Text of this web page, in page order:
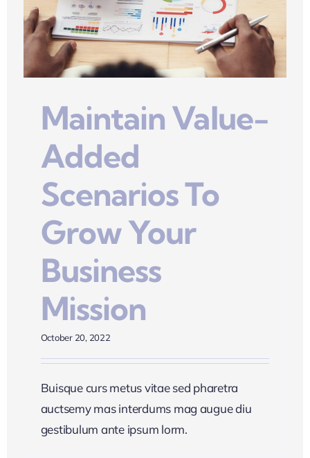
Maintain Value-
Added
Scenarios To
Grow Your
Business
Mission
October 20, 2022
Buisque curs metus vitae sed pharetra
auctsemy mas interdums mag augue diu
gestibulum ante ipsum lorm.